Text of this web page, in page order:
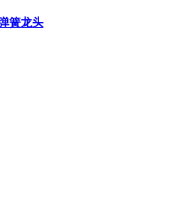
簧龙头